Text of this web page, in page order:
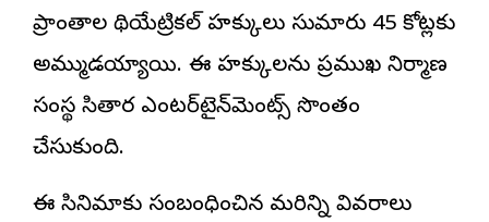
ప్రాంతాల థియేట్రికల్ హక్కులు సుమారు ₹45 కోట్లకు
అమ్ముడయ్యాయి. ఈ హక్కులను ప్రముఖ నిర్మాణ
సంస్థ సితార ఎంటర్‌టైన్‌మెంట్స్ సొంతం
చేసుకుంది.
ఈ సినిమాకు సంబంధించిన మరిన్ని వివరాలు